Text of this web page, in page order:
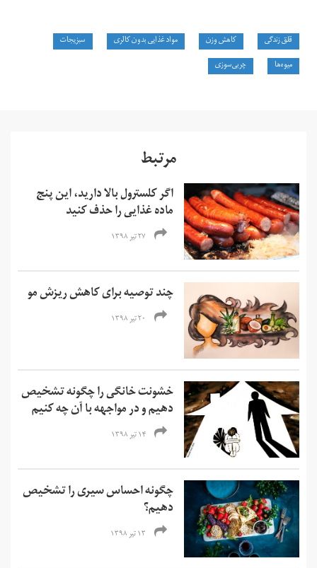
قلق زندگی کاهش وزن مواد غذایی بدون کالری
سبزیجات
میوه‌ها
چربی‌سوزی
مرتبط
اگر کلسترول بالا دارید، این پنج
ماده‌ غذایی را حذف کنید
۲۷ تیر ۱۳۹۸
چند توصیه برای کاهش ریزش مو
۲۰ تیر ۱۳۹۸
خشونت خانگی را چگونه تشخیص
دهیم و در مواجهه با آن چه کنیم
۱۴ تیر ۱۳۹۸
چگونه احساس سیری را تشخیص
دهیم؟
۱۳ تیر ۱۳۹۸